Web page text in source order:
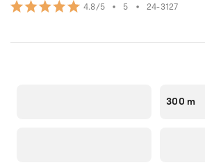
4.8/5 • 5 • 24-3127
300 m